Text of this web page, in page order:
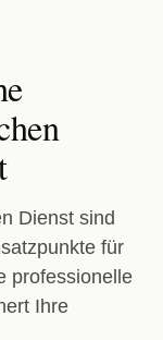
Dienst sind
für
professionelle
Ihre